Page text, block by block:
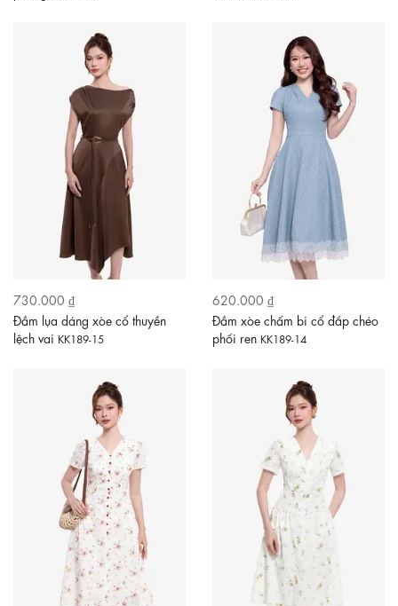
730.000 ₫
Đầm lụa dáng xòe cổ thuyền
lệch vai KK189-15
620.000 ₫
Đầm xòe chấm bi cổ đắp chéo
phối ren KK189-14